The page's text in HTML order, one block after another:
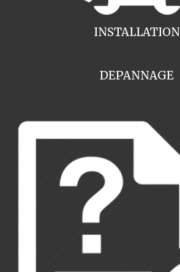
INSTALLATION
DEPANNAGE